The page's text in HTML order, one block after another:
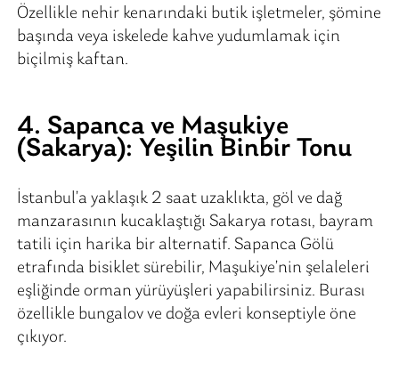
Özellikle nehir kenarındaki butik işletmeler, şömine
başında veya iskelede kahve yudumlamak için
biçilmiş kaftan.
4. Sapanca ve Maşukiye
(Sakarya): Yeşilin Binbir Tonu
İstanbul’a yaklaşık 2 saat uzaklıkta, göl ve dağ
manzarasının kucaklaştığı Sakarya rotası, bayram
tatili için harika bir alternatif. Sapanca Gölü
etrafında bisiklet sürebilir, Maşukiye’nin şelaleleri
eşliğinde orman yürüyüşleri yapabilirsiniz. Burası
özellikle bungalov ve doğa evleri konseptiyle öne
çıkıyor.